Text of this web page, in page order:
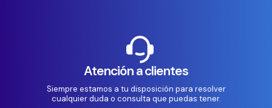
Atención a clientes
Siempre estamos a tu disposición para resolver
cualquier duda o consulta que puedas tener.